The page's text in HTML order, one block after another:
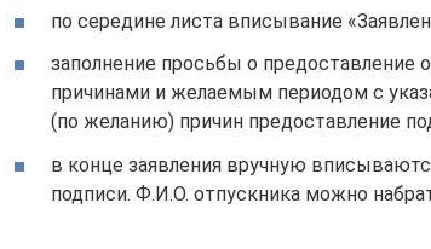
по середине листа вписывание
заполнение просьбы о предоставление
причинами и желаемым периодом с
(по желанию) причин предоставление
в конце заявления вручную
подписи. Ф.И.О. отпускника можно